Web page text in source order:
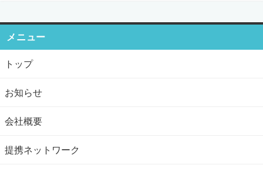
メニュー
トップ
お知らせ
会社概要
提携ネットワーク